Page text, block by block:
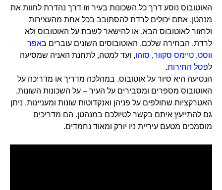
האוטובוס נוסע דרך כל השכונות בעיר וזו דרך נהדרת לחוות את
מנהטן. אתם יכולים לרדת להסתובב בכל אחת מהעצירות
ולחזור לאוטובוס הבא, או להישאר לשבת על האוטובוס ולא
לרדת. הבחירה שלכם. האוטובוסים השונים עוברים באפר
ווסט, טיימס סקוור, סוהו, ועד למטה, לתחנת האניה שמסיעה
לפסל החירות.
הנסיעה היא סיור על אוטובוס. במהלכה מדריך או מדריכה על
האוטובוס מספרים ומסבירים על העיר – על השכונות השונות,
האטרקציות שחולפים על פניהן ואנקדוטות שונות ומעניינות. ניתן
גם להתייעץ איתם בקשר לטיולכם במנהטן. הם מדריכים
מוסמכים מטעם עיריית ניו יורק ומאוד נחמדים.